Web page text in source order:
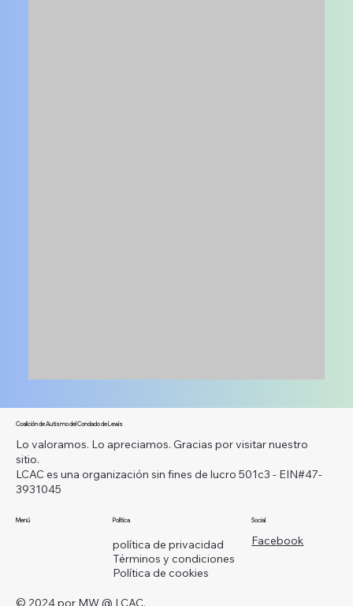
Coalición de Autismo del Condado de Lewis
Lo valoramos. Lo apreciamos. Gracias por visitar nuestro
sitio.
LCAC es una organización sin fines de lucro 501c3 - EIN#47-
3931045
Menú Política
política de privacidad
Términos y condiciones
Política de cookies
Social
Facebook